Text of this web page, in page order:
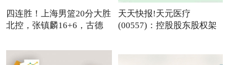
四连胜！上海男篮20分大胜
北控，张镇麟16+6，古德
天天快报!天元医疗
(00557)：控股股东股权架